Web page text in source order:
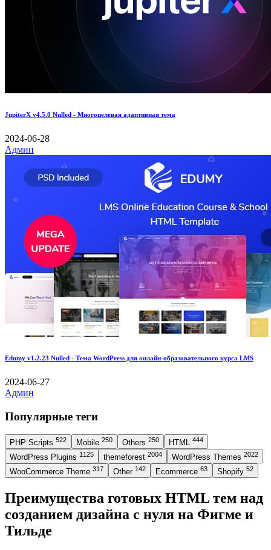
JupiterX v4.5.0 Nulled - Многоцелевая адаптивная тема
2024-06-28
Админ
Edumy v1.2.23 Nulled - Тема WordPress для онлайн-образовательного курса LMS
2024-06-27
Админ
Популярные теги
PHP Scripts 522 Mobile 250 Others 250 HTML 444
WordPress Plugins 1125 themeforest 2004 WordPress Themes 2022
WooCommerce Theme 317 Other 142 Ecommerce 63 Shopify 52
Преимущества готовых HTML тем над
созданием дизайна с нуля на Фигме и
Тильде